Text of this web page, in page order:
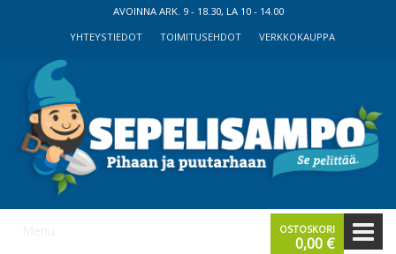
AVOINNA ARK. 9 - 18.30, LA 10 - 14.00
YHTEYSTIEDOT
TOIMITUSEHDOT VERKKOKAUPPA
OSTOSKORI
0,00 €